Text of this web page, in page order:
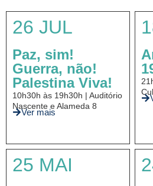
26 JUL
Paz, sim!
Guerra, não!
Palestina Viva!
10h30h às 19h30h | Auditório
Nascente e Alameda 8
Ver mais
25 MAI